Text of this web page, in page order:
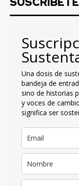
Una dosis de
bandeja de
sino de historias
y voces de
significa ser